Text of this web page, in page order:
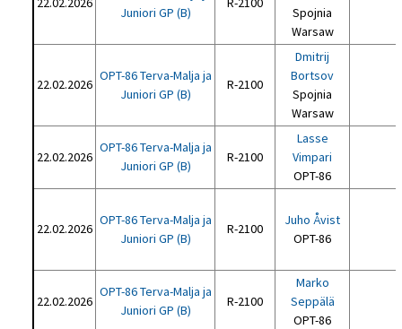
Juniori GP (B)
Spojnia
Warsaw
22.02.2026
OPT-86 Terva-Malja ja
Juniori GP (B)
R-2100
Dmitrij
Bortsov
Spojnia
Warsaw
22.02.2026
OPT-86 Terva-Malja ja
Juniori GP (B)
R-2100
Lasse
Vimpari
OPT-86
22.02.2026
OPT-86 Terva-Malja ja
Juniori GP (B)
R-2100
Juho Åvist
OPT-86
22.02.2026
OPT-86 Terva-Malja ja
Juniori GP (B)
R-2100
Marko
Seppälä
OPT-86